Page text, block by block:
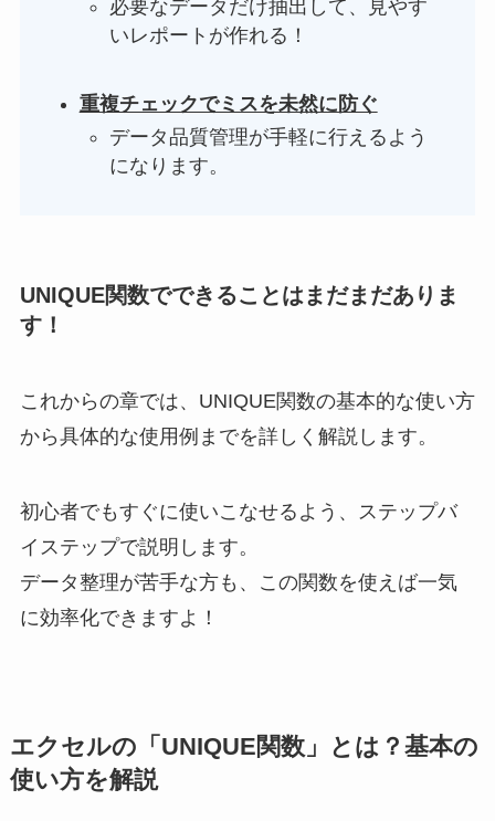
必要なデータだけ抽出して、見やす
いレポートが作れる！
重複チェックでミスを未然に防ぐ
データ品質管理が手軽に行えるよう
になります。
UNIQUE関数でできることはまだまだありま
す！
これからの章では、UNIQUE関数の基本的な使い方
から具体的な使用例までを詳しく解説します。
初心者でもすぐに使いこなせるよう、ステップバ
イステップで説明します。
データ整理が苦手な方も、この関数を使えば一気
に効率化できますよ！
エクセルの「UNIQUE関数」とは？基本の
使い方を解説